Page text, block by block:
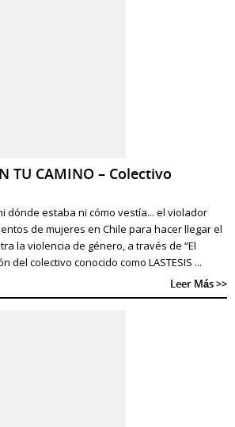
TU CAMINO – Colectivo
dónde estaba ni cómo vestía... el violador
de mujeres en Chile para hacer llegar el
la violencia de género, a través de “El
del colectivo conocido como LASTESIS ...
Leer Más >>